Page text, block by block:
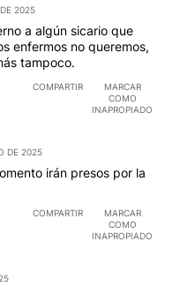
2025
a algún sicario que
enfermos no queremos,
tampoco.
COMPARTIR
MARCAR
COMO
INAPROPIADO
DE 2025
irán presos por la
COMPARTIR
MARCAR
COMO
INAPROPIADO